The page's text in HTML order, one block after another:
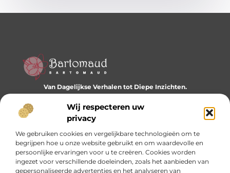
Wij respecteren uw
privacy
We gebruiken cookies en vergelijkbare technologieën om te
begrijpen hoe u onze website gebruikt en om waardevolle en
persoonlijke ervaringen voor u te creëren. Cookies worden
ingezet voor verschillende doeleinden, zoals het aanbieden van
gepersonaliseerde advertenties en het analyseren van
Van Dagelijkse Verhalen tot Diepe Inzichten.
Ontdek een wereld vol diverse blogs en artikelen die je
dagelijks inspireren en nieuwe perspectieven bieden.
Onze informatie